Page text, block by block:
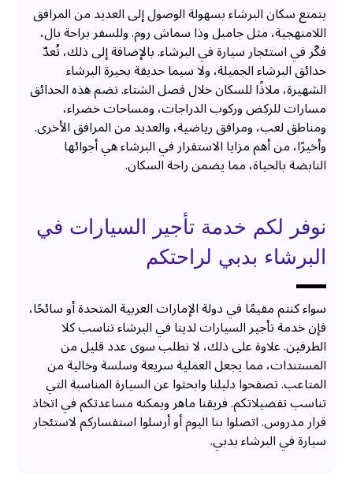
يتمتع سكان البرشاء بسهولة الوصول إلى العديد من المرافق
اللامنهجية، مثل جامبل وذا سماش روم. وللسفر براحة بال،
فكّر في استئجار سيارة في البرشاء. بالإضافة إلى ذلك، تُعدّ
حدائق البرشاء الجميلة، ولا سيما حديقة بحيرة البرشاء
الشهيرة، ملاذًا للسكان خلال فصل الشتاء. تضم هذه الحدائق
مسارات للركض وركوب الدراجات، ومساحات خضراء،
ومناطق لعب، ومرافق رياضية، والعديد من المرافق الأخرى.
وأخيرًا، من أهم مزايا الاستقرار في البرشاء هي أجوائها
النابضة بالحياة، مما يضمن راحة السكان.
نوفر لكم خدمة تأجير السيارات في
البرشاء بدبي لراحتكم
سواء كنتم مقيمًا في دولة الإمارات العربية المتحدة أو سائحًا،
فإن خدمة تأجير السيارات لدينا في البرشاء تناسب كلا
الطرفين. علاوة على ذلك، لا نطلب سوى عدد قليل من
المستندات، مما يجعل العملية سريعة وسلسة وخالية من
المتاعب. تصفحوا دليلنا وابحثوا عن السيارة المناسبة التي
تناسب تفضيلاتكم. فريقنا ماهر ويمكنه مساعدتكم في اتخاذ
قرار مدروس. اتصلوا بنا اليوم أو أرسلوا استفساركم لاستئجار
سيارة في البرشاء بدبي.